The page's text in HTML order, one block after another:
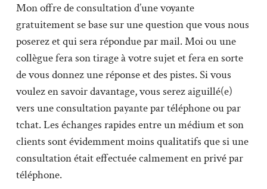
Mon offre de consultation d’une voyante
gratuitement se base sur une question que vous nous
poserez et qui sera répondue par mail. Moi ou une
collègue fera son tirage à votre sujet et fera en sorte
de vous donnez une réponse et des pistes. Si vous
voulez en savoir davantage, vous serez aiguillé(e)
vers une consultation payante par téléphone ou par
tchat. Les échanges rapides entre un médium et son
clients sont évidemment moins qualitatifs que si une
consultation était effectuée calmement en privé par
téléphone.